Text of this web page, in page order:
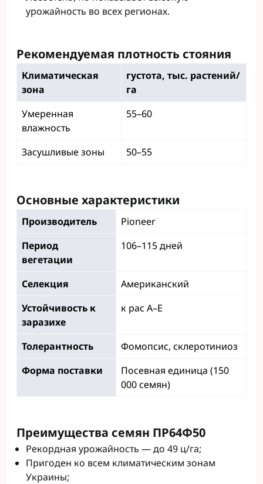
урожайность во всех регионах.
Рекомендуемая плотность стояния
Климатическая
зона
густота, тыс. растений/
га
Умеренная
влажность
55–60
Засушливые зоны 50–55
Основные характеристики
Производитель
Pioneer
Период
вегетации
106–115 дней
Селекция
Американский
Устойчивость к
заразихе
к рас A–E
Толерантность
Фомопсис, склеротиниоз
Форма поставки
Посевная единица (150
000 семян)
Преимущества семян ПР64Ф50
Рекордная урожайность — до 49 ц/га;
Пригоден ко всем климатическим зонам
Украины;